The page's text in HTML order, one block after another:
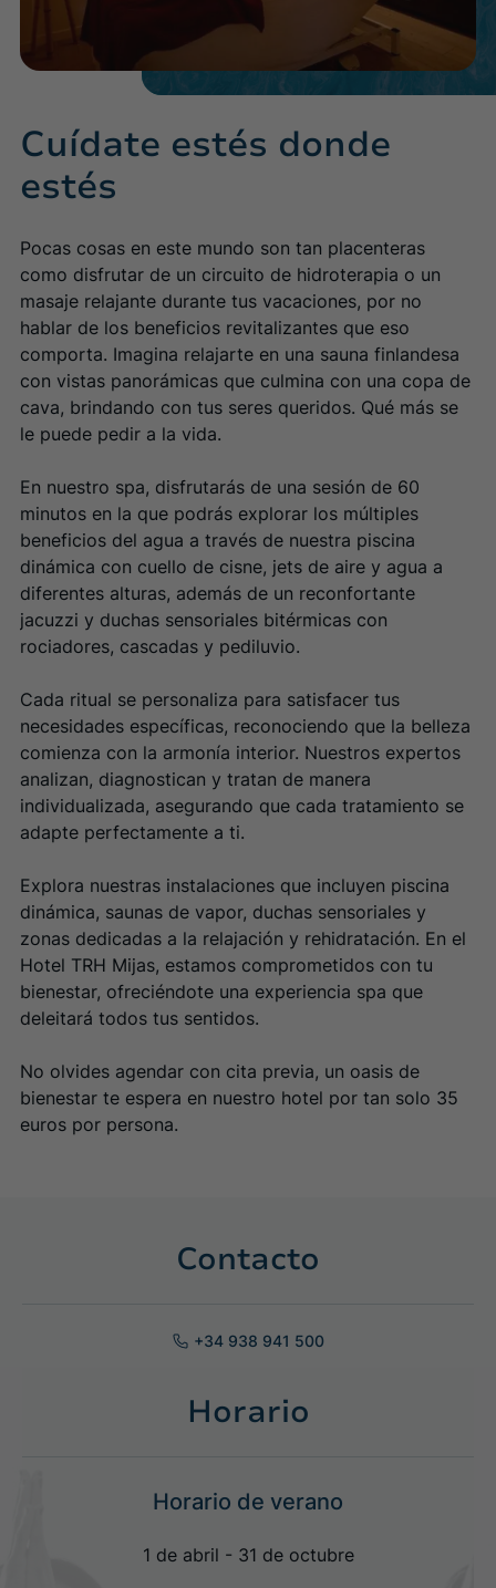
Cuídate estés donde
estés
Pocas cosas en este mundo son tan placenteras
como disfrutar de un circuito de hidroterapia o un
masaje relajante durante tus vacaciones, por no
hablar de los beneficios revitalizantes que eso
comporta. Imagina relajarte en una sauna finlandesa
con vistas panorámicas que culmina con una copa de
cava, brindando con tus seres queridos. Qué más se
le puede pedir a la vida.
En nuestro spa, disfrutarás de una sesión de 60
minutos en la que podrás explorar los múltiples
beneficios del agua a través de nuestra piscina
dinámica con cuello de cisne, jets de aire y agua a
diferentes alturas, además de un reconfortante
jacuzzi y duchas sensoriales bitérmicas con
rociadores, cascadas y pediluvio.
Cada ritual se personaliza para satisfacer tus
necesidades específicas, reconociendo que la belleza
comienza con la armonía interior. Nuestros expertos
analizan, diagnostican y tratan de manera
individualizada, asegurando que cada tratamiento se
adapte perfectamente a ti.
Explora nuestras instalaciones que incluyen piscina
dinámica, saunas de vapor, duchas sensoriales y
zonas dedicadas a la relajación y rehidratación. En el
Hotel TRH Mijas, estamos comprometidos con tu
bienestar, ofreciéndote una experiencia spa que
deleitará todos tus sentidos.
No olvides agendar con cita previa, un oasis de
bienestar te espera en nuestro hotel por tan solo 35
euros por persona.
Contacto
+34 938 941 500
Horario
Horario de verano
1 de abril - 31 de octubre